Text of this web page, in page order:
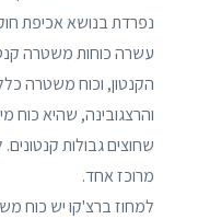
נפרדת בנושא אכיפת
עשרה כוחות משטרה
הקנטון, וכוח משטרה
והרצגובינה, שהיא כוח
שחוצים גבולות
מרוכז אחד.
למחוז ברצ'קו יש כוח